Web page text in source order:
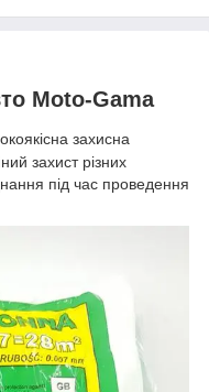
Moto-Gama
захисна
захист різних
під час проведення